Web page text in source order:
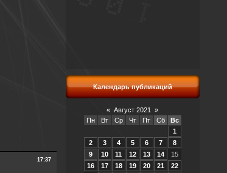
17:37
Календарь публикаций
« Август 2021
»
Пн
Вт Ср Чт Пт Сб
Вс
1
2
3 4 5 6 7
8
9
10 11 12 13 14
15
16
17 18 19 20 21
22